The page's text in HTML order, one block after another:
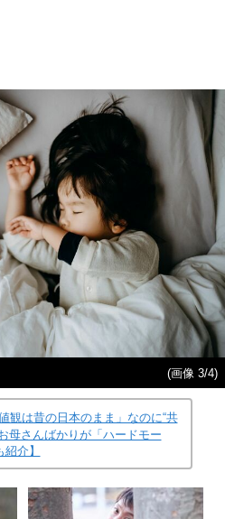
(画像 3/4)
観は昔の日本のまま」なのに“共
母さんばかりが「ハードモー
介】